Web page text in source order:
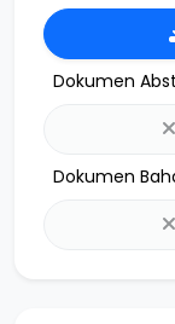
Dokumen
Dokumen